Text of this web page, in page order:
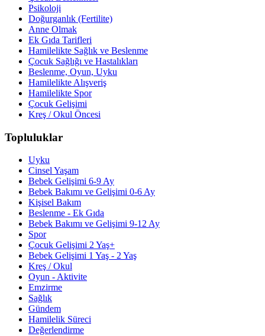
Psikoloji
Doğurganlık (Fertilite)
Anne Olmak
Ek Gıda Tarifleri
Hamilelikte Sağlık ve Beslenme
Çocuk Sağlığı ve Hastalıkları
Beslenme, Oyun, Uyku
Hamilelikte Alışveriş
Hamilelikte Spor
Çocuk Gelişimi
Kreş / Okul Öncesi
Topluluklar
Uyku
Cinsel Yaşam
Bebek Gelişimi 6-9 Ay
Bebek Bakımı ve Gelişimi 0-6 Ay
Kişisel Bakım
Beslenme - Ek Gıda
Bebek Bakımı ve Gelişimi 9-12 Ay
Spor
Çocuk Gelişimi 2 Yaş+
Bebek Gelişimi 1 Yaş - 2 Yaş
Kreş / Okul
Oyun - Aktivite
Emzirme
Sağlık
Gündem
Hamilelik Süreci
Değerlendirme